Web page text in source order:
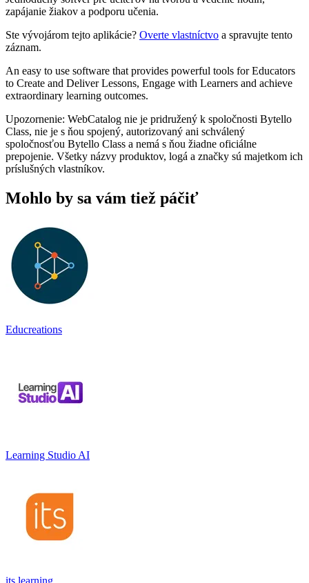
zapájanie žiakov a podporu učenia.
Ste vývojárom tejto aplikácie? Overte vlastníctvo a spravujte tento
záznam.
An easy to use software that provides powerful tools for Educators
to Create and Deliver Lessons, Engage with Learners and achieve
extraordinary learning outcomes.
Upozornenie: WebCatalog nie je pridružený k spoločnosti Bytello
Class, nie je s ňou spojený, autorizovaný ani schválený
spoločnosťou Bytello Class a nemá s ňou žiadne oficiálne
prepojenie. Všetky názvy produktov, logá a značky sú majetkom ich
príslušných vlastníkov.
Mohlo by sa vám tiež páčiť
Educreations
Learning Studio AI
its learning